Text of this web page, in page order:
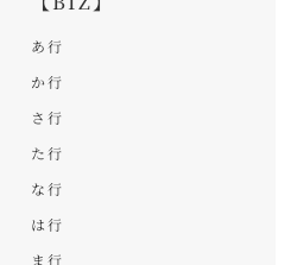
あ行
か行
さ行
た行
な行
は行
ま行